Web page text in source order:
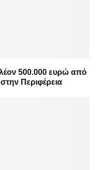
500.000 ευρώ από
Περιφέρεια